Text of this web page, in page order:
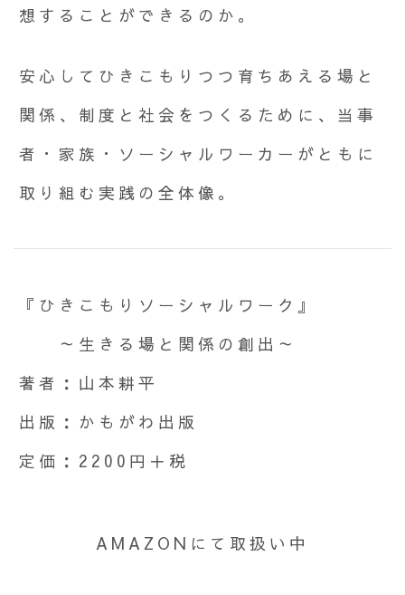
想することができるのか。
安心してひきこもりつつ育ちあえる場と
関係、制度と社会をつくるために、当事
者・家族・ソーシャルワーカーがともに
取り組む実践の全体像。
『ひきこもりソーシャルワーク』
～生きる場と関係の創出～
著者：山本耕平
出版：かもがわ出版
定価：2200円＋税
AMAZONにて取扱い中